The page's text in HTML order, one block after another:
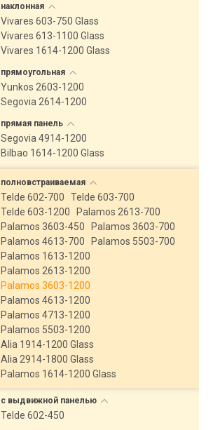
наклонная
Vivares 603-750 Glass
Vivares 613-1100 Glass
Vivares 1614-1200 Glass
прямоугольная
Yunkos 2603-1200
Segovia 2614-1200
прямая панель
Segovia 4914-1200
Bilbao 1614-1200 Glass
полновстраиваемая
Telde 602-700
Telde 603-700
Telde 603-1200
Palamos 2613-700
Palamos 3603-450
Palamos 3603-700
Palamos 4613-700
Palamos 5503-700
Palamos 1613-1200
Palamos 2613-1200
Palamos 3603-1200
Palamos 4613-1200
Palamos 4713-1200
Palamos 5503-1200
Alia 1914-1200 Glass
Alia 2914-1800 Glass
Palamos 1614-1200 Glass
с выдвижной панелью
Telde 602-450